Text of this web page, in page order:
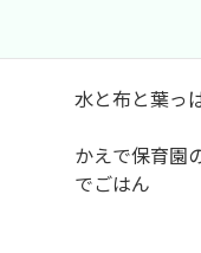
水と布と葉っ
かえで保育園
でごはん